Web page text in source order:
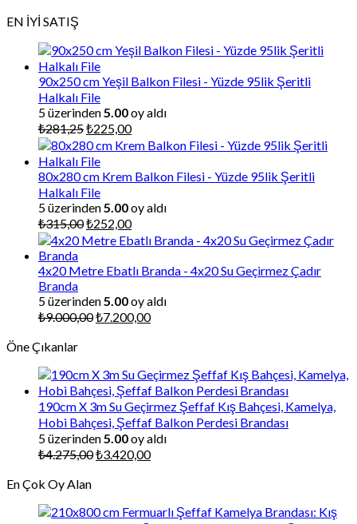
EN İYİ SATIŞ
90x250 cm Yeşil Balkon Filesi - Yüzde 95lik Şeritli
Halkalı File
5 üzerinden 5.00oy aldı
₺281,25Orijinal
fiyat:
₺281,25.
₺225,00Şu
andaki
₺225,00.
80x280 cm Krem Balkon Filesi - Yüzde 95lik Şeritli
Halkalı File
5 üzerinden 5.00oy aldı
₺315,00Orijinal
fiyat:
₺252,00Şu
andaki
₺252,00.
4x20 Metre Ebatlı Branda - 4x20 Su Geçirmez Çadır
Branda
5 üzerinden 5.00oy aldı
₺9.000,00Orijinal
₺7.200,00Şu
Öne Çıkanlar
190cm X 3m Su Geçirmez Şeffaf Kış Bahçesi, Kamelya,
Hobi Bahçesi, Şeffaf Balkon Perdesi Brandası
5 üzerinden 5.00oy aldı
₺4.275,00Orijinal
₺3.420,00Şu
En Çok Oy Alan